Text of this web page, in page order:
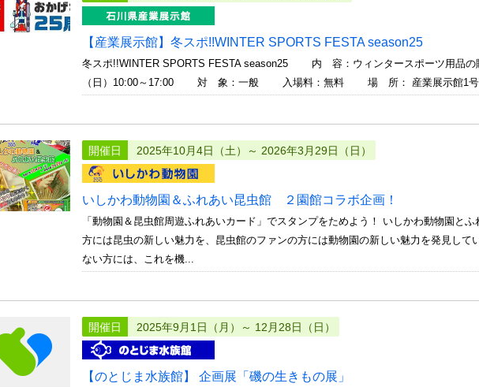
【産業展示館】冬スポ!!WINTER SPORTS FESTA season25
冬スポ!!WINTER SPORTS FESTA season25 内 容：ウィンタースポーツ用品
（日）10:00～17:00 対 象：一般 入場料：無料 場 所： 産業展示館1
開催日 2025年10月4日（土）～ 2026年3月29日（日）
いしかわ動物園＆ふれあい昆虫館 ２園館コラボ企画！
「動物園＆昆虫館周遊ふれあいカード」でスタンプをためよう！ いしかわ動物園と
方には昆虫の新しい魅力を、昆虫館のファンの方には動物園の新しい魅力を発見し
ない方には、これを機...
開催日 2025年9月1日（月）～ 12月28日（日）
【のとじま水族館】 企画展「磯の生きもの展」